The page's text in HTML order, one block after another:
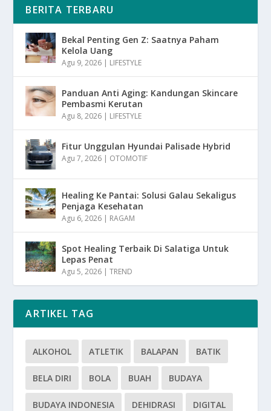
BERITA TERBARU
Bekal Penting Gen Z: Saatnya Paham
Kelola Uang
Agu 9, 2026 | LIFESTYLE
Panduan Anti Aging: Kandungan Skincare
Pembasmi Kerutan
Agu 8, 2026 | LIFESTYLE
Fitur Unggulan Hyundai Palisade Hybrid
Agu 7, 2026 | OTOMOTIF
Healing Ke Pantai: Solusi Galau Sekaligus
Penjaga Kesehatan
Agu 6, 2026 | RAGAM
Spot Healing Terbaik Di Salatiga Untuk
Lepas Penat
Agu 5, 2026 |TREND
ARTIKEL TAG
ALKOHOL ATLETIK BALAPAN BATIK
BELA DIRI BOLA BUAH BUDAYA
BUDAYA INDONESIA DEHIDRASI DIGITAL